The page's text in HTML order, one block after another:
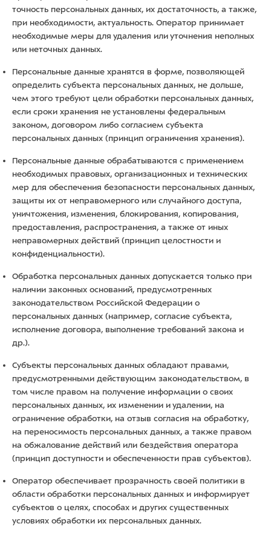
точность персональных данных, их достаточность, а также,
при необходимости, актуальность. Оператор принимает
необходимые меры для удаления или уточнения неполных
или неточных данных.
Персональные данные хранятся в форме, позволяющей
определить субъекта персональных данных, не дольше,
чем этого требуют цели обработки персональных данных,
если сроки хранения не установлены федеральным
законом, договором либо согласием субъекта
персональных данных (принцип ограничения хранения).
Персональные данные обрабатываются с применением
необходимых правовых, организационных и технических
мер для обеспечения безопасности персональных данных,
защиты их от неправомерного или случайного доступа,
уничтожения, изменения, блокирования, копирования,
предоставления, распространения, а также от иных
неправомерных действий (принцип целостности и
конфиденциальности).
Обработка персональных данных допускается только при
наличии законных оснований, предусмотренных
законодательством Российской Федерации о
персональных данных (например, согласие субъекта,
исполнение договора, выполнение требований закона и
др.).
Субъекты персональных данных обладают правами,
предусмотренными действующим законодательством, в
том числе правом на получение информации о своих
персональных данных, их изменении и удалении, на
ограничение обработки, на отзыв согласия на обработку,
на переносимость персональных данных, а также правом
на обжалование действий или бездействия оператора
(принцип доступности и обеспеченности прав субъектов).
Оператор обеспечивает прозрачность своей политики в
области обработки персональных данных и информирует
субъектов о целях, способах и других существенных
условиях обработки их персональных данных.